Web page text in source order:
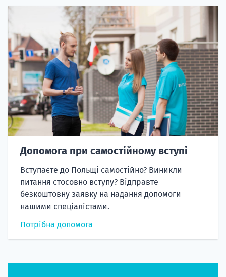
Допомога при самостійному вступі
Вступаєте до Польщі самостійно? Виникли
питання стосовно вступу? Відправте
безкоштовну заявку на надання допомоги
нашими спеціалістами.
Потрібна допомога